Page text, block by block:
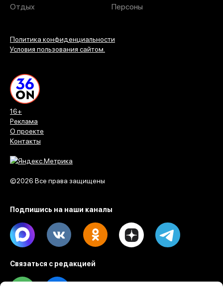
16+
Реклама
О проекте
Контакты
©2026 Все права защищены
Отдых
Персоны
Политика конфиденциальности
Условия пользования сайтом.
Подпишись на наши каналы
Max Dzen
Связаться с редакцией
Tel Email